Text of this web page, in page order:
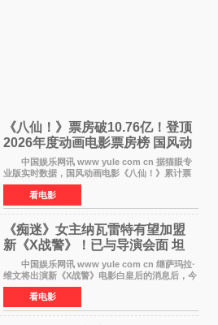
《八仙！》票房破10.76亿！登顶
2026年度动画电影票房榜 国风动
画逆袭暑期档
中国娱乐网讯 www yule com cn 据猫眼专
业版实时数据，国风动画电影《八仙！》累计票
房突破10 76亿元，超过《熊出没·年年有熊》，
暂列2026年度动画影片票房榜冠军。该片自暑期
档登陆院线以
看电影
《痴迷》女主纳瓦雷特有望加盟
新《X战警》！已与导演会面 坦
言“魔形女一直很酷”
中国娱乐网讯 www yule com cn 继萨玛拉·
维文将出演新《X战警》电影白皇后的消息后，今
年暑期档大热恐怖片《痴迷》女主角印达·纳瓦雷
特也有望加盟这部备受瞩目的漫威新作——目前
还处于有
看电影